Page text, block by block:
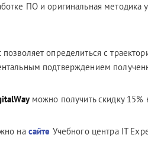
ПО и оригинальная методика
определиться с
подтверждением
можно получить скидку 15%
на сайте Учебного центра IT